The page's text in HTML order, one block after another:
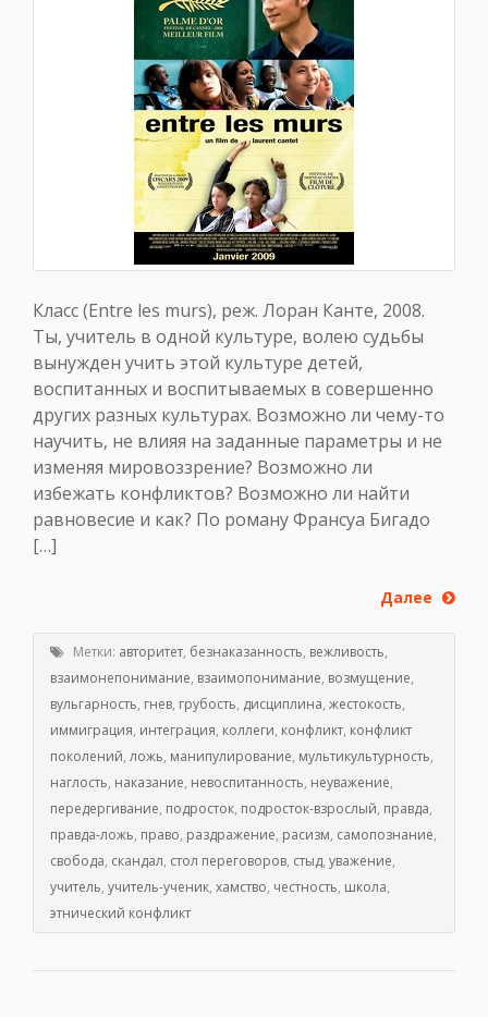
Класс (Entre les murs), реж. Лоран Канте, 2008.
Ты, учитель в одной культуре, волею судьбы
вынужден учить этой культуре детей,
воспитанных и воспитываемых в совершенно
других разных культурах. Возможно ли чему-то
научить, не влияя на заданные параметры и не
изменяя мировоззрение? Возможно ли
избежать конфликтов? Возможно ли найти
равновесие и как? По роману Франсуа Бигадо
[…]
Далее
Метки: авторитет, безнаказанность, вежливость,
взаимонепонимание, взаимопонимание, возмущение,
вульгарность, гнев, грубость, дисциплина, жестокость,
иммиграция, интеграция, коллеги, конфликт, конфликт
поколений, ложь, манипулирование, мультикультурность,
наглость, наказание, невоспитанность, неуважение,
передергивание, подросток, подросток-взрослый, правда,
правда-ложь, право, раздражение, расизм, самопознание,
свобода, скандал, стол переговоров, стыд, уважение,
учитель, учитель-ученик, хамство, честность, школа,
этнический конфликт